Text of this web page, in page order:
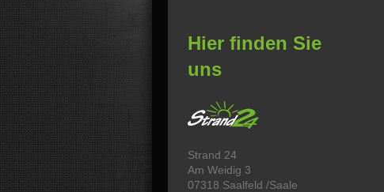
Hier finden Sie
uns
Strand 24
Am Weidig 3
07318 Saalfeld /Saale